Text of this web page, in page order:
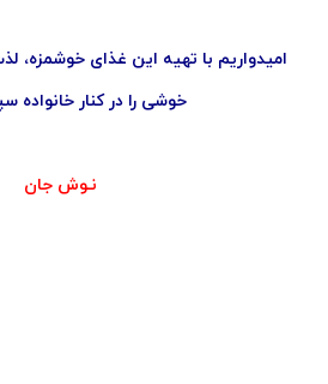
امیدواریم با تهیه این غذای خوشمزه،
خوشی را در کنار خانواده
نـوش جان